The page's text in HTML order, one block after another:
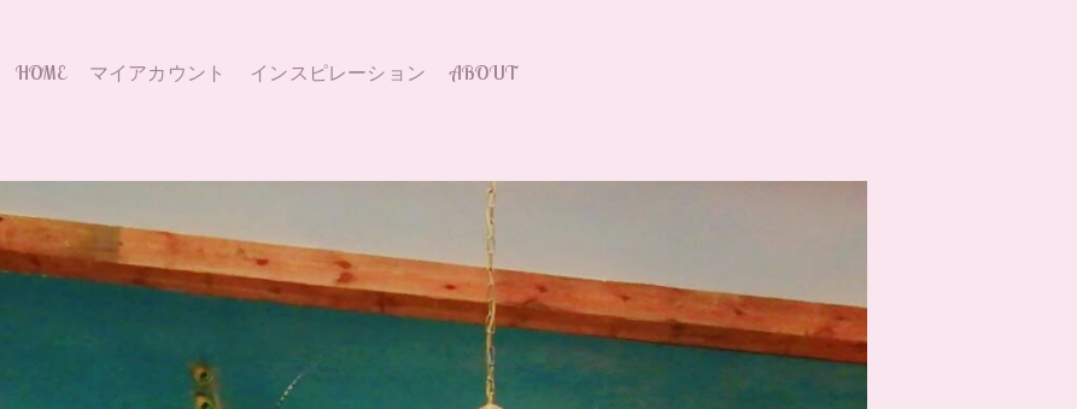
HOME マイアカウント インスピレーション ABOUT